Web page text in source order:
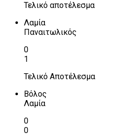
Τελικό αποτέλεσμα
Λαμία
Παναιτωλικός
0
1
Τελικό Αποτέλεσμα
Βόλος
Λαμία
0
0